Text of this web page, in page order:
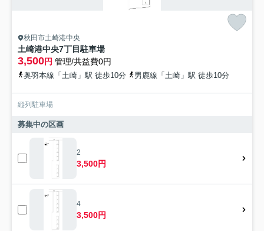
秋田市土崎港中央
土崎港中央7丁目駐車場
3,500円 管理/共益費0円
奥羽本線「土崎」駅 徒歩10分 男鹿線「土崎」駅 徒歩10分
縦列駐車場
募集中の区画
2
3,500円
4
3,500円